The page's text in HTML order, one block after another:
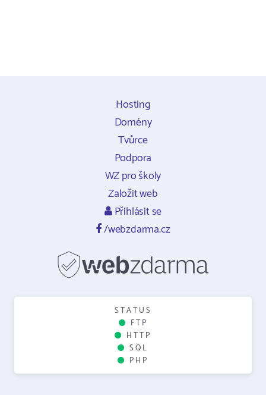
Hosting
Domény
Tvůrce
Podpora
WZ pro školy
Založit web
Přihlásit se
/webzdarma.cz
STATUS
FTP
HTTP
SQL
PHP